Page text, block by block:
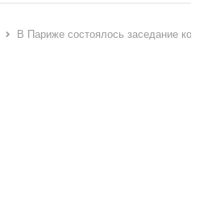
В Париже состоялось заседание